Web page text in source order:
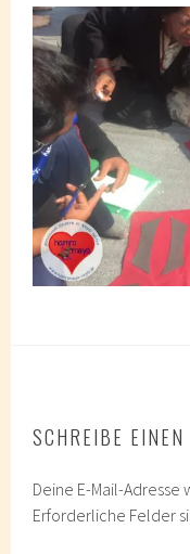
SCHREIBE EINEN
Deine E-Mail-
Erforderliche Felder